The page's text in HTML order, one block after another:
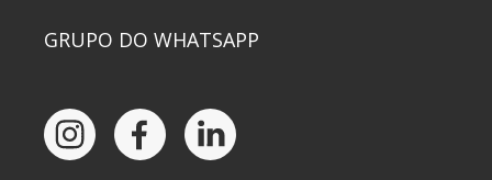
GRUPO DO WHATSAPP